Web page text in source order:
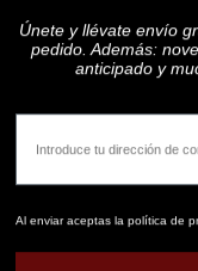
Únete y llévate envío
pedido. Además:
anticipado y
Email
Al enviar aceptas la política de